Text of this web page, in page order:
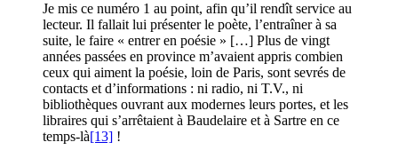
Je mis ce numéro 1 au point, afin qu’il rendît service au
lecteur. Il fallait lui présenter le poète, l’entraîner à sa
suite, le faire « entrer en poésie » […] Plus de vingt
années passées en province m’avaient appris combien
ceux qui aiment la poésie, loin de Paris, sont sevrés de
contacts et d’informations : ni radio, ni T.V., ni
bibliothèques ouvrant aux modernes leurs portes, et les
libraires qui s’arrêtaient à Baudelaire et à Sartre en ce
temps-là[13] !